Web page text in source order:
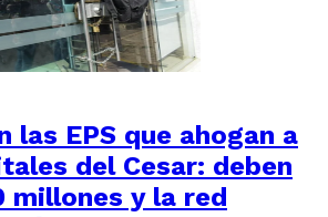
las EPS que ahogan a
del Cesar: deben
millones y la red